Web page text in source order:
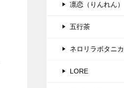
凛恋（りんれん）
五行茶
ネロリラボタニカ
LORE